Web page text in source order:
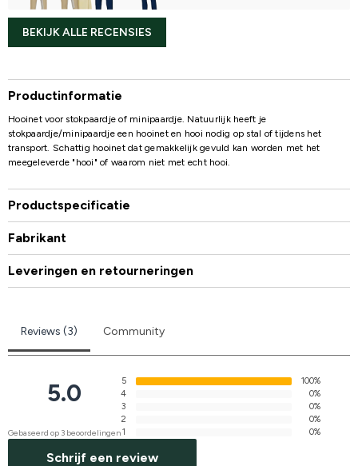
BEKIJK ALLE RECENSIES
Productinformatie
Hooinet voor stokpaardje of minipaardje. Natuurlijk heeft je
stokpaardje/minipaardje een hooinet en hooi nodig op stal of tijdens het
transport. Schattig hooinet dat gemakkelijk gevuld kan worden met het
meegeleverde "hooi" of waarom niet met echt hooi.
Productspecificatie
Fabrikant
Leveringen en retourneringen
Reviews (3) Community
5.0
Gebaseerd op 3 beoordelingen
5
100%
4
0%
3
0%
2
0%
1
0%
Schrijf een review